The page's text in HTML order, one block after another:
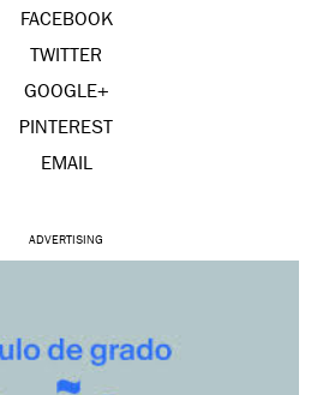
FACEBOOK
TWITTER
GOOGLE+
PINTEREST
EMAIL
ADVERTISING